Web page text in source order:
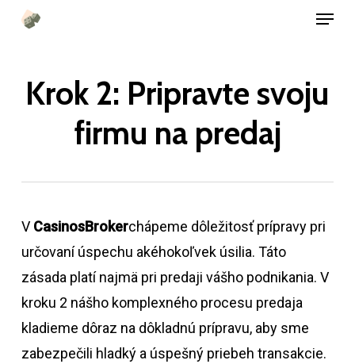
Preskočiť
obsah
Menu
Krok 2: Pripravte svoju
firmu na predaj
V CasinosBrokerchápeme dôležitosť prípravy pri
určovaní úspechu akéhokoľvek úsilia. Táto
zásada platí najmä pri predaji vášho podnikania. V
kroku 2 nášho komplexného procesu predaja
kladieme dôraz na dôkladnú prípravu, aby sme
zabezpečili hladký a úspešný priebeh transakcie.